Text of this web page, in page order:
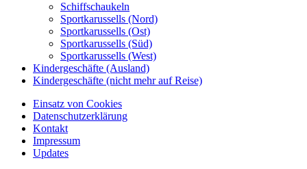
Schiffschaukeln
Sportkarussells (Nord)
Sportkarussells (Ost)
Sportkarussells (Süd)
Sportkarussells (West)
Kindergeschäfte (Ausland)
Kindergeschäfte (nicht mehr auf Reise)
Einsatz von Cookies
Datenschutzerklärung
Kontakt
Impressum
Updates